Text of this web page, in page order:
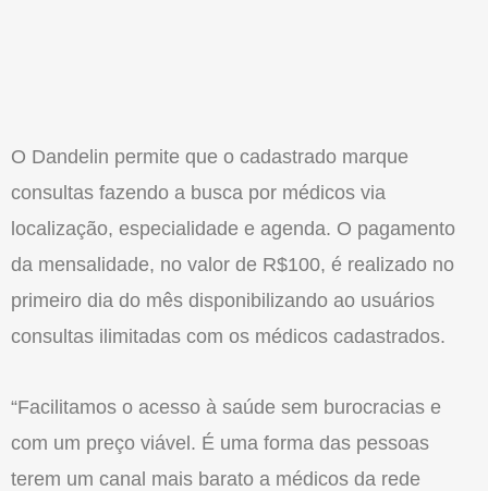
O Dandelin permite que o cadastrado marque
consultas fazendo a busca por médicos via
localização, especialidade e agenda. O pagamento
da mensalidade, no valor de R$100, é realizado no
primeiro dia do mês disponibilizando ao usuários
consultas ilimitadas com os médicos cadastrados.
“Facilitamos o acesso à saúde sem burocracias e
com um preço viável. É uma forma das pessoas
terem um canal mais barato a médicos da rede